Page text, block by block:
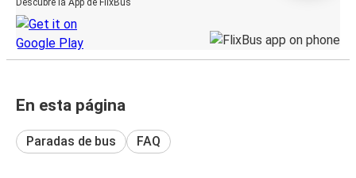
En esta página
Paradas de bus FAQ